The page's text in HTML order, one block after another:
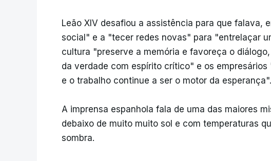
Leão XIV desafiou a assistência para que falava,
social" e a "tecer redes novas" para "entrelaçar
cultura "preserve a memória e favoreça o
da verdade com espírito crítico" e os
e o trabalho continue a ser o motor da esperança".
A imprensa espanhola fala de uma das maiores
debaixo de muito muito sol e com temperaturas
sombra.